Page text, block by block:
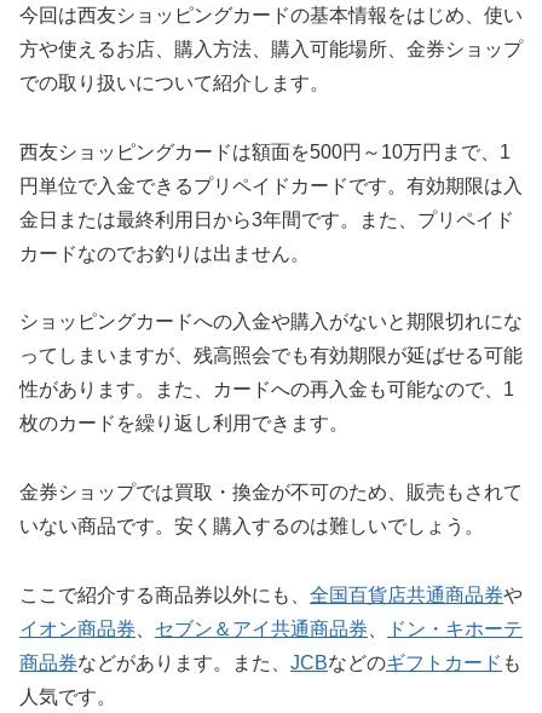
友・西友ストアーなど複数あります。現在発行されていま
せんが、有効期限がないので今でも利用できますし、利用
98％～99％程度、 換金率は93％～97.8％程度です。
今回は西友ショッピングカードの基本情報をはじめ、使い
方や使えるお店、購入方法、購入可能場所、金券ショップ
での取り扱いについて紹介します。
西友ショッピングカードは額面を500円～10万円まで、1
円単位で入金できるプリペイドカードです。有効期限は入
金日または最終利用日から3年間です。また、プリペイド
カードなのでお釣りは出ません。
ショッピングカードへの入金や購入がないと期限切れにな
ってしまいますが、残高照会でも有効期限が延ばせる可能
性があります。また、カードへの再入金も可能なので、1
枚のカードを繰り返し利用できます。
金券ショップでは買取・換金が不可のため、販売もされて
いない商品です。安く購入するのは難しいでしょう。
ここで紹介する商品券以外にも、 全国百貨店共通商品券や
イオン商品券
セブン＆アイ共通商品券
ドン・キホーテ
商品券などがあります。また、 JCBなどのギフトカード も
人気です。